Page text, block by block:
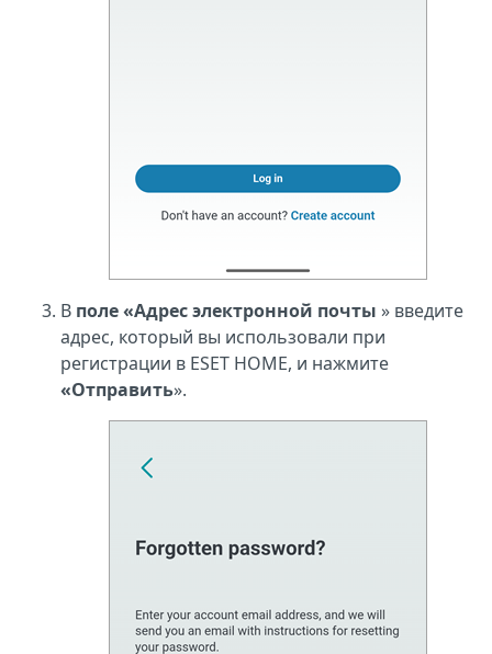
В поле «Адрес электронной почты » введите
адрес, который вы использовали при
регистрации в ESET HOME, и нажмите
«Отправить».